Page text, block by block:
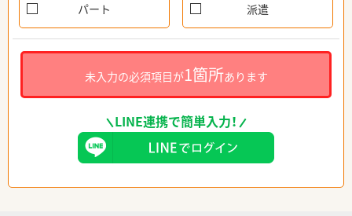
パート 派遣
未入力の必須項目が1箇所あります
LINE連携で簡単入力！